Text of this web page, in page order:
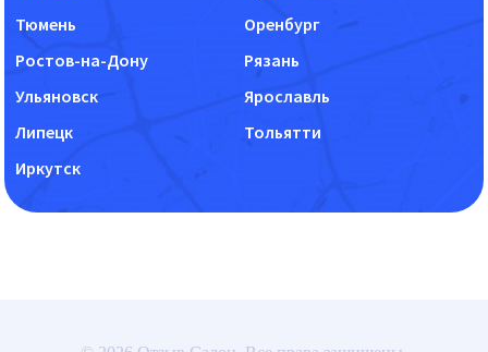
Тюмень
Оренбург
Ростов-на-Дону
Рязань
Ульяновск
Ярославль
Липецк
Тольятти
Иркутск